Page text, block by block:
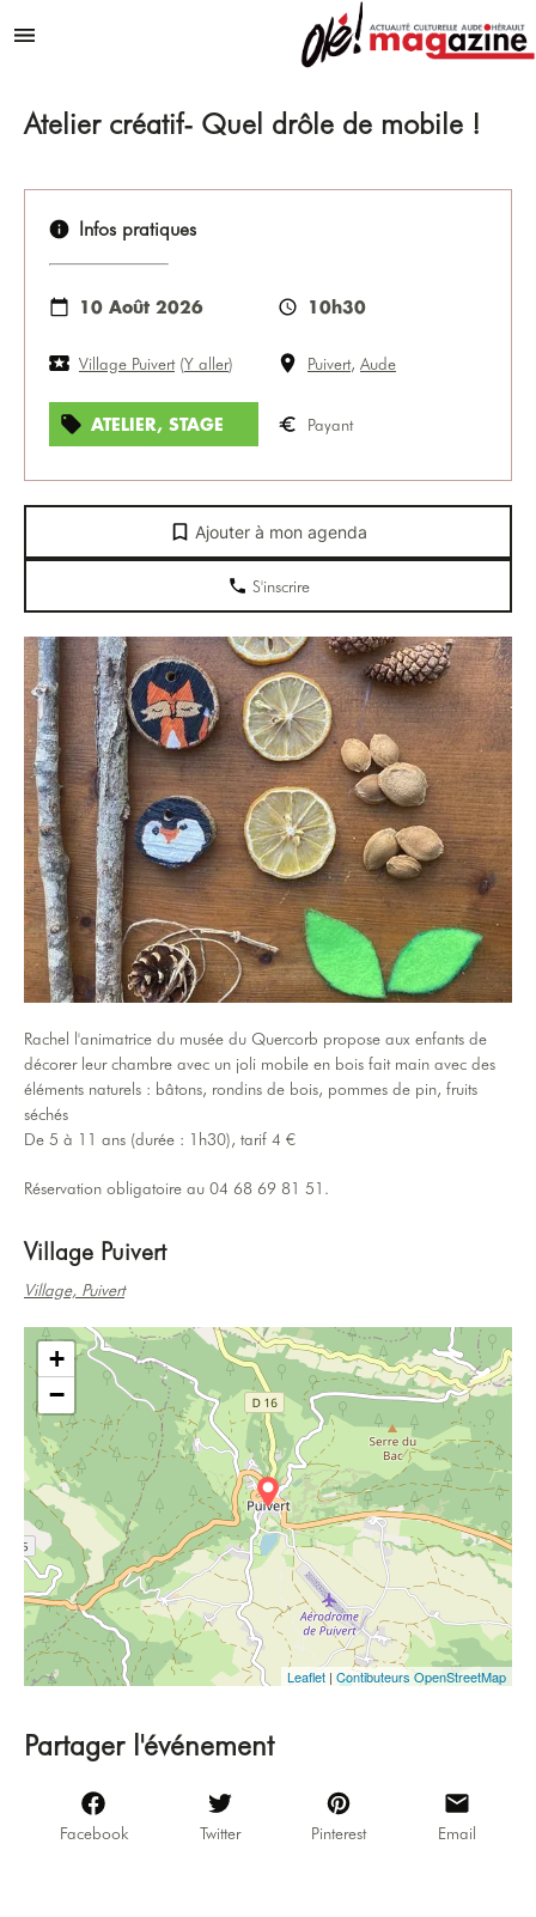
Menu
Atelier créatif- Quel drôle de mobile !
Infos pratiques
10 Août 2026 10h30
Village Puivert(Y aller) Puivert, Aude
ATELIER, STAGE Payant
Ajouter à mon agenda
S'inscrire
Rachel l'animatrice du musée du Quercorb propose aux enfants de
décorer leur chambre avec un joli mobile en bois fait main avec des
éléments naturels : bâtons, rondins de bois, pommes de pin, fruits
séchés
De 5 à 11 ans (durée : 1h30), tarif 4 €
Réservation obligatoire au 04 68 69 81 51.
Village Puivert
Village, Puivert
+
−
Leaflet | Contibuteurs OpenStreetMap
Partager l'événement
Facebook Twitter Pinterest Email